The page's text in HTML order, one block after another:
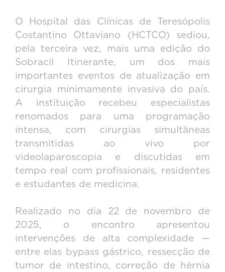
O Hospital das Clínicas de Teresópolis
Costantino Ottaviano (HCTCO) sediou,
pela terceira vez, mais uma edição do
Sobracil Itinerante, um dos mais
importantes eventos de atualização em
cirurgia minimamente invasiva do país.
A instituição recebeu especialistas
renomados para uma programação
intensa, com cirurgias simultâneas
transmitidas ao vivo por
videolaparoscopia e discutidas em
tempo real com profissionais, residentes
e estudantes de medicina.
Realizado no dia 22 de novembro de
2025, o encontro apresentou
intervenções de alta complexidade —
entre elas bypass gástrico, ressecção de
tumor de intestino, correção de hérnia